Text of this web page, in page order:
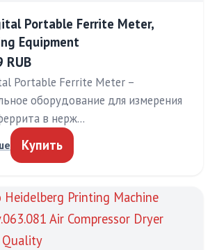
Portable Ferrite Meter,
Equipment
RUB
Portable Ferrite Meter –
оборудование для измерения
в нерж…
Купить